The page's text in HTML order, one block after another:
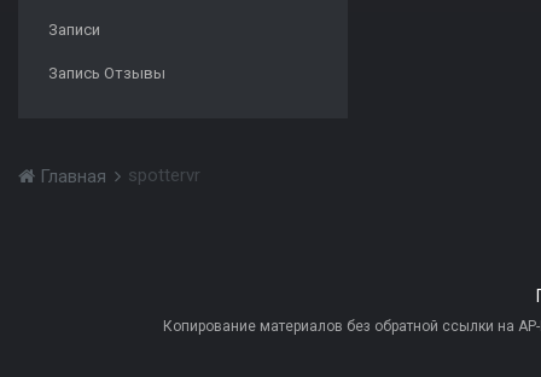
Записи
Запись Отзывы
Главная spottervr
Копирование материалов без обратной ссылки на